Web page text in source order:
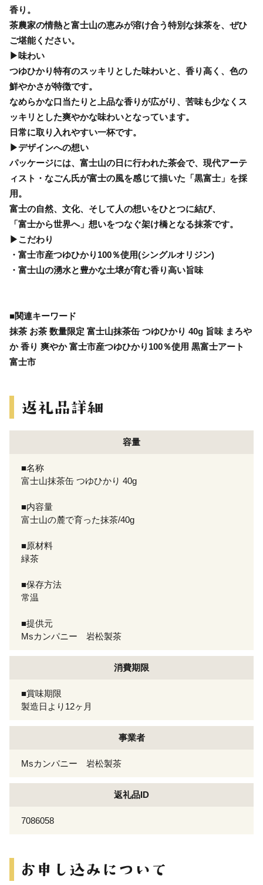
香り。
茶農家の情熱と富士山の恵みが溶け合う特別な抹茶を、ぜひ
ご堪能ください。
▶味わい
つゆひかり特有のスッキリとした味わいと、香り高く、色の
鮮やかさが特徴です。
なめらかな口当たりと上品な香りが広がり、苦味も少なくス
ッキリとした爽やかな味わいとなっています。
日常に取り入れやすい一杯です。
▶デザインへの想い
パッケージには、富士山の日に行われた茶会で、現代アーテ
ィスト・なごん氏が富士の風を感じて描いた「黒富士」を採
用。
富士の自然、文化、そして人の想いをひとつに結び、
「富士から世界へ」想いをつなぐ架け橋となる抹茶です。
▶こだわり
・富士市産つゆひかり100％使用(シングルオリジン)
・富士山の湧水と豊かな土壌が育む香り高い旨味
■関連キーワード
抹茶 お茶 数量限定 富士山抹茶缶 つゆひかり 40g 旨味 まろや
か 香り 爽やか 富士市産つゆひかり100％使用 黒富士アート
富士市
容量
■名称
富士山抹茶缶 つゆひかり 40g
■内容量
富士山の麓で育った抹茶/40g
■原材料
緑茶
■保存方法
常温
■提供元
Msカンパニー 岩松製茶
消費期限
■賞味期限
製造日より12ヶ月
事業者
Msカンパニー 岩松製茶
返礼品ID
7086058